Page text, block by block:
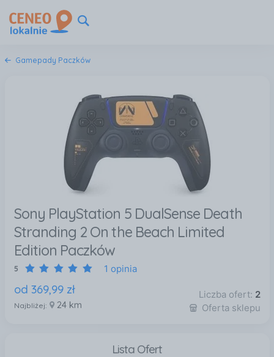
Gamepady Paczków
Sony PlayStation 5 DualSense Death
Stranding 2 On the Beach Limited
Edition Paczków
5 1 opinia
od 369,99 zł
Najbliżej: 24 km
Liczba ofert: 2
Oferta sklepu
Lista Ofert